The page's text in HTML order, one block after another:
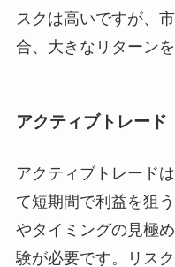
スクは高いですが、
合、大きなリターン
アクティブトレード
アクティブトレード
て短期間で利益を狙
やタイミングの見極
験が必要です。リス